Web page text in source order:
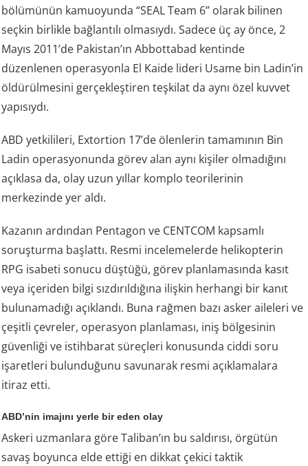
bölümünün kamuoyunda “SEAL Team 6” olarak bilinen
seçkin birlikle bağlantılı olmasıydı. Sadece üç ay önce, 2
Mayıs 2011’de Pakistan’ın Abbottabad kentinde
düzenlenen operasyonla El Kaide lideri Usame bin Ladin’in
öldürülmesini gerçekleştiren teşkilat da aynı özel kuvvet
yapısıydı.
ABD yetkilileri, Extortion 17’de ölenlerin tamamının Bin
Ladin operasyonunda görev alan aynı kişiler olmadığını
açıklasa da, olay uzun yıllar komplo teorilerinin
merkezinde yer aldı.
Kazanın ardından Pentagon ve CENTCOM kapsamlı
soruşturma başlattı. Resmi incelemelerde helikopterin
RPG isabeti sonucu düştüğü, görev planlamasında kasıt
veya içeriden bilgi sızdırıldığına ilişkin herhangi bir kanıt
bulunamadığı açıklandı. Buna rağmen bazı asker aileleri ve
çeşitli çevreler, operasyon planlaması, iniş bölgesinin
güvenliği ve istihbarat süreçleri konusunda ciddi soru
işaretleri bulunduğunu savunarak resmi açıklamalara
itiraz etti.
ABD’nin imajını yerle bir eden olay
Askeri uzmanlara göre Taliban’ın bu saldırısı, örgütün
savaş boyunca elde ettiği en dikkat çekici taktik